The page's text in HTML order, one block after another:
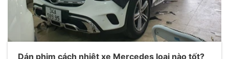
Dán phim cách nhiệt xe Mercedes loại nào tốt?